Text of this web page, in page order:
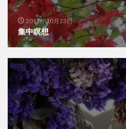
2017年10月23日
集中瞑想